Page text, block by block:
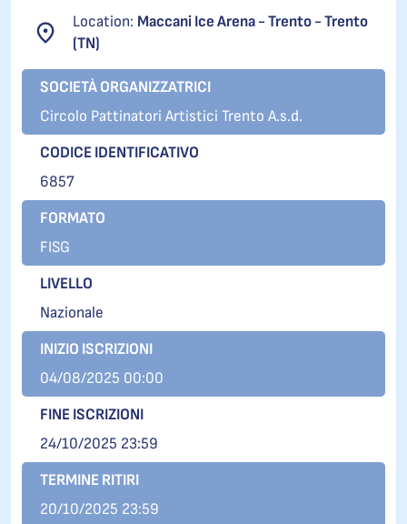
Location: Maccani Ice Arena - Trento - Trento
(TN)
SOCIETÀ ORGANIZZATRICI
Circolo Pattinatori Artistici Trento A.s.d.
CODICE IDENTIFICATIVO
6857
FORMATO
FISG
LIVELLO
Nazionale
INIZIO ISCRIZIONI
04/08/2025 00:00
FINE ISCRIZIONI
24/10/2025 23:59
TERMINE RITIRI
20/10/2025 23:59